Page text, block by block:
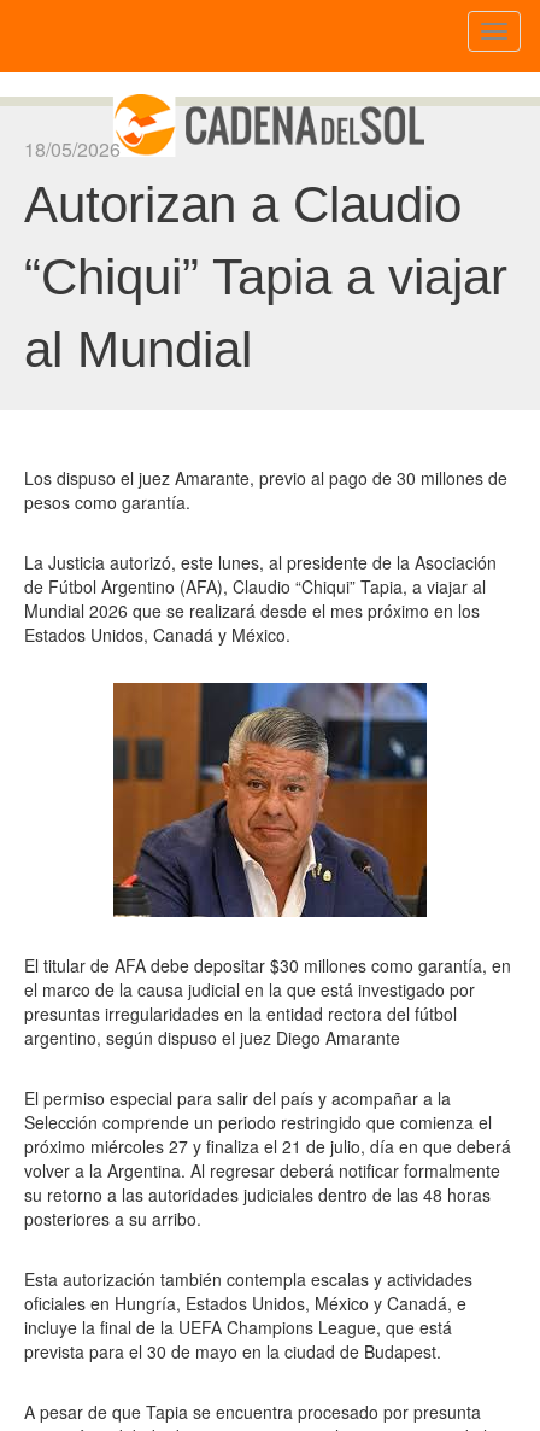
18/05/2026
Autorizan a Claudio
“Chiqui” Tapia a viajar
al Mundial
Los dispuso el juez Amarante, previo al pago de 30 millones de
pesos como garantía.
La Justicia autorizó, este lunes, al presidente de la Asociación
de Fútbol Argentino (AFA), Claudio “Chiqui” Tapia, a viajar al
Mundial 2026 que se realizará desde el mes próximo en los
Estados Unidos, Canadá y México.
El titular de AFA debe depositar $30 millones como garantía, en
el marco de la causa judicial en la que está investigado por
presuntas irregularidades en la entidad rectora del fútbol
argentino, según dispuso el juez Diego Amarante
El permiso especial para salir del país y acompañar a la
Selección comprende un periodo restringido que comienza el
próximo miércoles 27 y finaliza el 21 de julio, día en que deberá
volver a la Argentina. Al regresar deberá notificar formalmente
su retorno a las autoridades judiciales dentro de las 48 horas
posteriores a su arribo.
Esta autorización también contempla escalas y actividades
oficiales en Hungría, Estados Unidos, México y Canadá, e
incluye la final de la UEFA Champions League, que está
prevista para el 30 de mayo en la ciudad de Budapest.
A pesar de que Tapia se encuentra procesado por presunta